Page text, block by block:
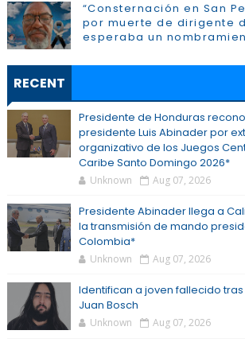
“Consternación en San
por muerte de dirigente
esperaba un
RECENT
Presidente de Honduras
presidente Luis Abinader por
organizativo de los Juegos
Caribe Santo Domingo 2026*
Unknown Aug 07, 2026
Presidente Abinader llega a
la transmisión de mando
Colombia*
Unknown Aug 07, 2026
Identifican a joven fallecido
Juan Bosch
Unknown Aug 07, 2026